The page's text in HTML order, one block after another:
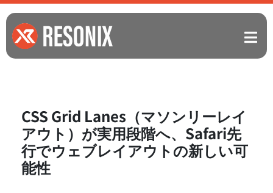
CSS Grid Lanes（マソンリーレイ
アウト）が実用段階へ、Safari先
行でウェブレイアウトの新しい可
能性